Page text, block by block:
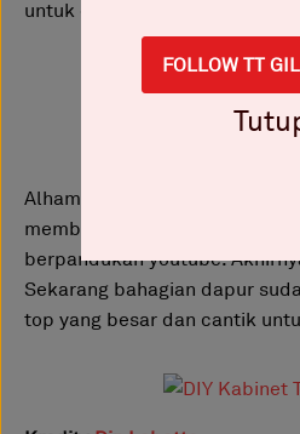
untuk digantung.
Alhamdulillah, setelah lama
membuat DIY kabinet table
berpandukan youtube.
Sekarang bahagian dapur
top yang besar dan cantik
FOLLOW TT